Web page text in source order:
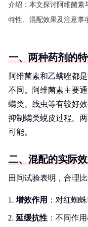
介绍： 本文探讨阿维菌素
特性、混配效果及注意事
一、两种药剂的
阿维菌素和乙螨唑都
不同。阿维菌素主要
螨类、线虫等有较好
抑制螨类蜕皮过程。
可能。
二、混配的实际
田间试验表明，合理
增效作用 ：对红蜘
延缓抗性 ：不同作